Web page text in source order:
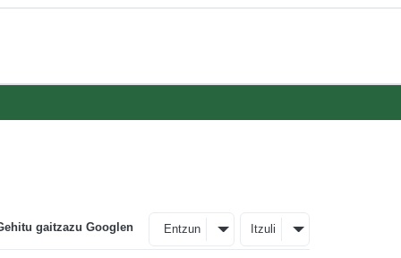
gaitzazu Googlen Entzun Itzuli